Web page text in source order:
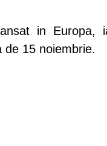
in Europa,
de 15 noiembrie.